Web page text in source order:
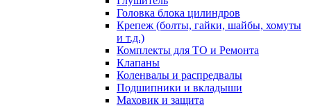
Головка блока цилиндров
Крепеж (болты, гайки, шайбы, хомуты
и т.д.)
Комплекты для ТО и Ремонта
Клапаны
Коленвалы и распредвалы
Подшипники и вкладыши
Маховик и защита